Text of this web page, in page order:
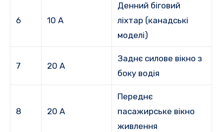
6 10 А
Денний біговий
ліхтар (канадські
моделі)
7 20 А
Заднє силове вікно з
боку водія
8 20 А
Переднє
пасажирське вікно
живлення